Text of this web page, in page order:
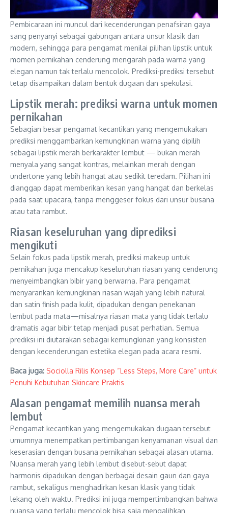
Pembicaraan ini muncul dari kecenderungan penafsiran gaya
sang penyanyi sebagai gabungan antara unsur klasik dan
modern, sehingga para pengamat menilai pilihan lipstik untuk
momen pernikahan cenderung mengarah pada warna yang
elegan namun tak terlalu mencolok. Prediksi-prediksi tersebut
tetap disampaikan dalam bentuk dugaan dan spekulasi.
Lipstik merah: prediksi warna untuk momen
pernikahan
Sebagian besar pengamat kecantikan yang mengemukakan
prediksi menggambarkan kemungkinan warna yang dipilih
sebagai lipstik merah berkarakter lembut — bukan merah
menyala yang sangat kontras, melainkan merah dengan
undertone yang lebih hangat atau sedikit teredam. Pilihan ini
dianggap dapat memberikan kesan yang hangat dan berkelas
pada saat upacara, tanpa menggeser fokus dari unsur busana
atau tata rambut.
Riasan keseluruhan yang diprediksi
mengikuti
Selain fokus pada lipstik merah, prediksi makeup untuk
pernikahan juga mencakup keseluruhan riasan yang cenderung
menyeimbangkan bibir yang berwarna. Para pengamat
menyarankan kemungkinan riasan wajah yang lebih natural
dan satin finish pada kulit, dipadukan dengan penekanan
lembut pada mata—misalnya riasan mata yang tidak terlalu
dramatis agar bibir tetap menjadi pusat perhatian. Semua
prediksi ini diutarakan sebagai kemungkinan yang konsisten
dengan kecenderungan estetika elegan pada acara resmi.
Baca juga: Sociolla Rilis Konsep “Less Steps, More Care” untuk
Penuhi Kebutuhan Skincare Praktis
Alasan pengamat memilih nuansa merah
lembut
Pengamat kecantikan yang mengemukakan dugaan tersebut
umumnya menempatkan pertimbangan kenyamanan visual dan
keserasian dengan busana pernikahan sebagai alasan utama.
Nuansa merah yang lebih lembut disebut-sebut dapat
harmonis dipadukan dengan berbagai desain gaun dan gaya
rambut, sekaligus menghadirkan kesan klasik yang tidak
lekang oleh waktu. Prediksi ini juga mempertimbangkan bahwa
nuansa yang terlalu mencolok bisa saja mengalihkan